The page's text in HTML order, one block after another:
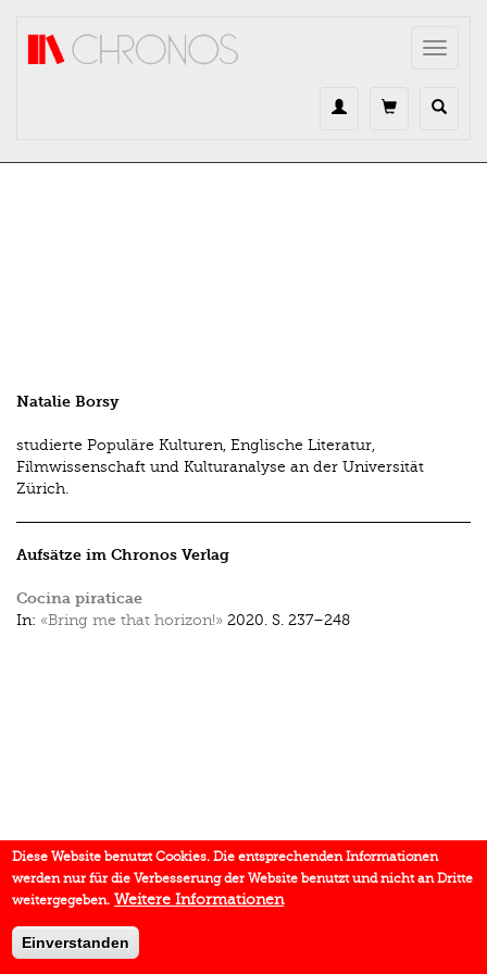
Toggle
Natalie Borsy
studierte Populäre Kulturen, Englische Literatur,
Filmwissenschaft und Kulturanalyse an der Universität
Zürich.
Aufsätze im Chronos Verlag
Cocina piraticae
In: «Bring me that horizon!» 2020. S. 237–248
Diese Website benutzt Cookies. Die entsprechenden Informationen
werden nur für die Verbesserung der Website benutzt und nicht an Dritte
weitergegeben. Weitere Informationen
Einverstanden